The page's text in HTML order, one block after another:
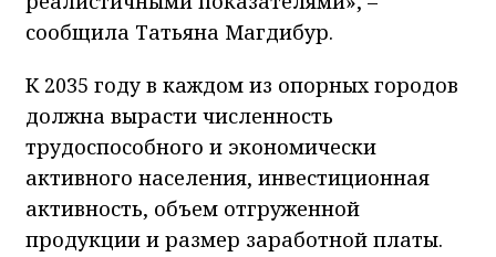
сообщила Татьяна Магдибур.
К 2035 году в каждом из опорных городов
должна вырасти численность
трудоспособного и экономически
активного населения, инвестиционная
активность, объем отгруженной
продукции и размер заработной платы.